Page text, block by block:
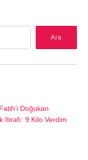
Ara
Doğukan
İtirafı: 9 Kilo Verdim